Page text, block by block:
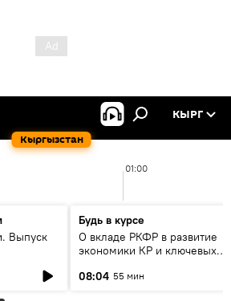
Кыргызстан
КЫРГ
01:00
Выпуск
Будь в курсе
О вкладе РКФР в развитие
экономики КР и ключевых
08:04 55 мин